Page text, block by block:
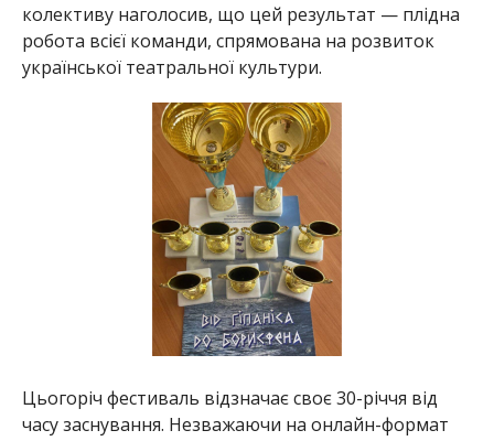
колективу наголосив, що цей результат — плідна
робота всієї команди, спрямована на розвиток
української театральної культури.
Цьогоріч фестиваль відзначає своє 30-річчя від
часу заснування. Незважаючи на онлайн-формат